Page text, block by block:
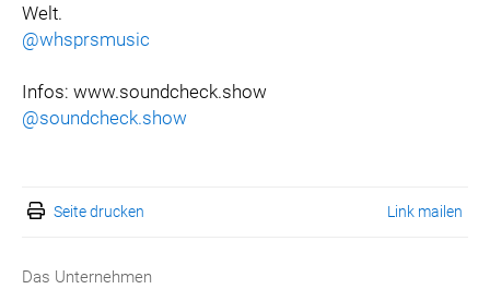
Welt.
@whsprsmusic
Infos: www.soundcheck.show
@soundcheck.show
Seite drucken Link mailen
Das Unternehmen